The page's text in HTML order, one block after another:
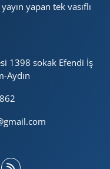
yapan tek vasıflı
1398 sokak Efendi İş
Aydın